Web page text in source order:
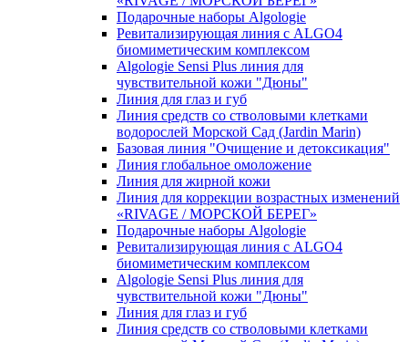
Подарочные наборы Algologie
Ревитализирующая линия с ALGO4
биомиметическим комплексом
Algologie Sensi Plus линия для
чувcтвительной кожи "Дюны"
Линия для глаз и губ
Линия средств со стволовыми клетками
водорослей Морской Сад (Jardin Marin)
Базовая линия "Очищение и детоксикация"
Линия глобальное омоложение
Линия для жирной кожи
Линия для коррекции возрастных изменений
«RIVAGE / МОРСКОЙ БЕРЕГ»
Подарочные наборы Algologie
Ревитализирующая линия с ALGO4
биомиметическим комплексом
Algologie Sensi Plus линия для
чувcтвительной кожи "Дюны"
Линия для глаз и губ
Линия средств со стволовыми клетками